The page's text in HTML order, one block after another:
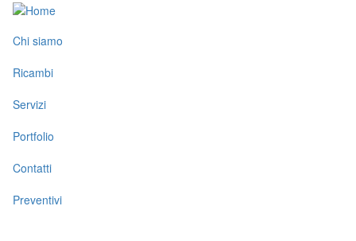
Salta
contenuto
menu
Chi siamo
Ricambi
Servizi
Portfolio
Contatti
Preventivi